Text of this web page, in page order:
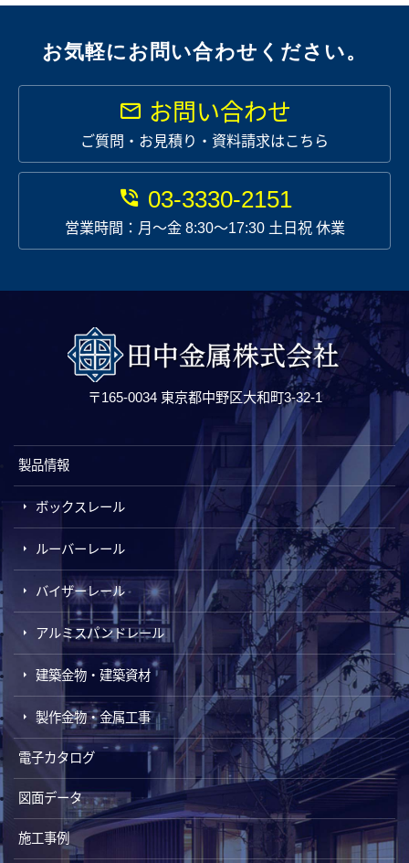
お気軽にお問い合わせください。
お問い合わせ
ご質問・お見積り・資料請求はこちら
03-3330-2151
営業時間：月〜金 8:30～17:30 土日祝 休業
〒165-0034 東京都中野区大和町3-32-1
製品情報
ボックスレール
ルーバーレール
バイザーレール
アルミスパンドレール
建築金物・建築資材
製作金物・金属工事
電子カタログ
図面データ
施工事例